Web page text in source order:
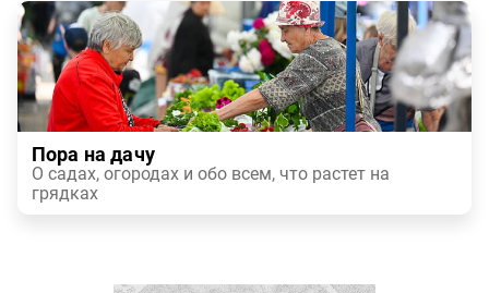
Пора на дачу
О садах, огородах и обо всем, что растет на
грядках